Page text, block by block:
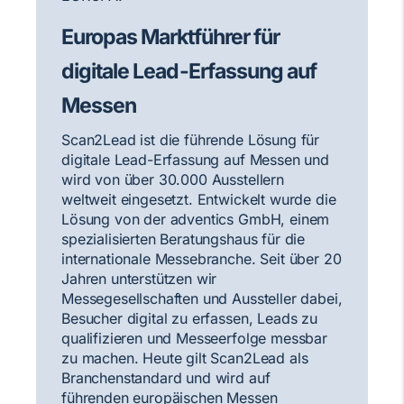
Europas Marktführer für
digitale Lead-Erfassung auf
Messen
Scan2Lead ist die führende Lösung für
digitale Lead-Erfassung auf Messen und
wird von über 30.000 Ausstellern
weltweit eingesetzt. Entwickelt wurde die
Lösung von der adventics GmbH, einem
spezialisierten Beratungshaus für die
internationale Messebranche. Seit über 20
Jahren unterstützen wir
Messegesellschaften und Aussteller dabei,
Besucher digital zu erfassen, Leads zu
qualifizieren und Messeerfolge messbar
zu machen. Heute gilt Scan2Lead als
Branchenstandard und wird auf
führenden europäischen Messen